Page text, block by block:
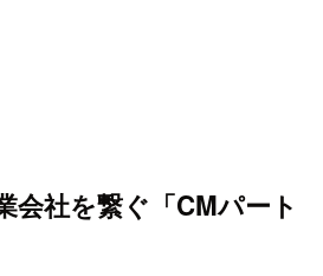
会社を繋ぐ「CMパート